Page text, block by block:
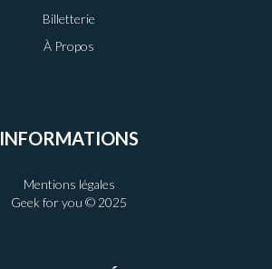
Billetterie
À Propos
INFORMATIONS
Mentions légales
Geek for you © 2025